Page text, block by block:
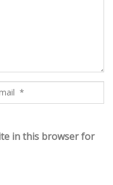
in this browser for